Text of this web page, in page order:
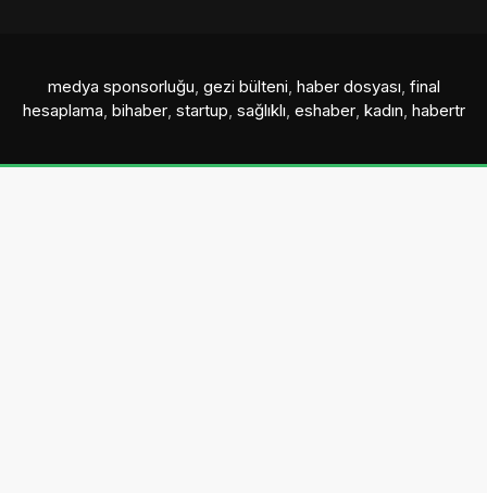
medya sponsorluğu, gezi bülteni, haber dosyası, final
hesaplama, bihaber, startup, sağlıklı, eshaber, kadın, habertr